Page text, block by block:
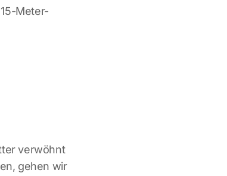
Meter-
verwöhnt
gehen wir